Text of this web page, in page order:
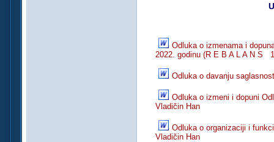
Odluka o izmenama i
2022. godinu (R E B A L A N S
Odluka o davanju
Odluka o izmeni i dopuni
Vladičin Han
Odluka o organizaciji i
Vladičin Han